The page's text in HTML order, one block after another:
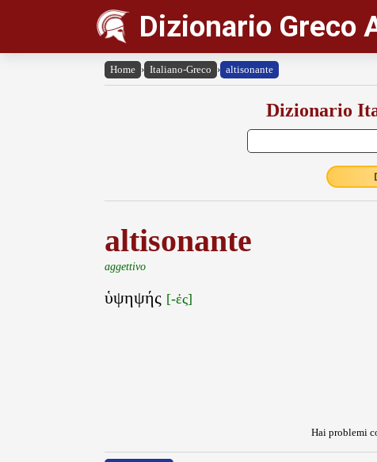
Dizionario Greco
Home › Italiano-Greco › altisonante
Dizionario
altisonante
aggettivo
ὑψηψής [-ἐς]
Hai problemi